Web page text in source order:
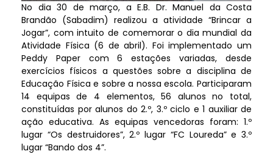
No dia 30 de março, a E.B. Dr. Manuel da Costa
Brandão (Sabadim) realizou a atividade “Brincar a
Jogar”, com intuito de comemorar o dia mundial da
Atividade Física (6 de abril). Foi implementado um
Peddy Paper com 6 estações variadas, desde
exercícios físicos a questões sobre a disciplina de
Educação Física e sobre a nossa escola. Participaram
14 equipas de 4 elementos, 56 alunos no total,
constituídas por alunos do 2.º, 3.º ciclo e 1 auxiliar de
ação educativa. As equipas vencedoras foram: 1.º
lugar “Os destruidores”, 2.º lugar “FC Loureda” e 3.º
lugar “Bando dos 4”.